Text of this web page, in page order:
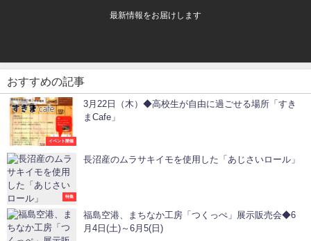
最新情報をお届けします
おすすめの記事
イベント開催
3月22日（木）◆高校生が自由に過ごせる場所「すき
まCafe」
特集
長沼産のムラサキイモを使用した「あじさいロール」
福島空港、まちなか工房「つくっぺ」展示販売会◆6
月4日(土)～6月5(日)